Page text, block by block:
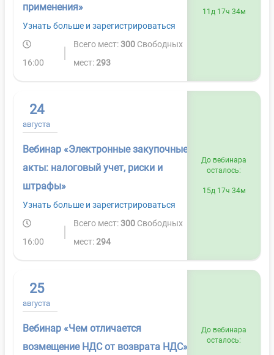
применения»
Узнать больше и зарегистрироваться
16:00
Всего мест:300 Свободных
мест:293
11д 17ч 34м
24
августа
Вебинар «Электронные закупочные
акты: налоговый учет, риски и
штрафы»
Узнать больше и зарегистрироваться
16:00
Всего мест:300 Свободных
мест:294
До вебинара
осталось:
15д 17ч 34м
25
августа
Вебинар «Чем отличается
возмещение НДС от возврата НДС»
До вебинара
осталось: